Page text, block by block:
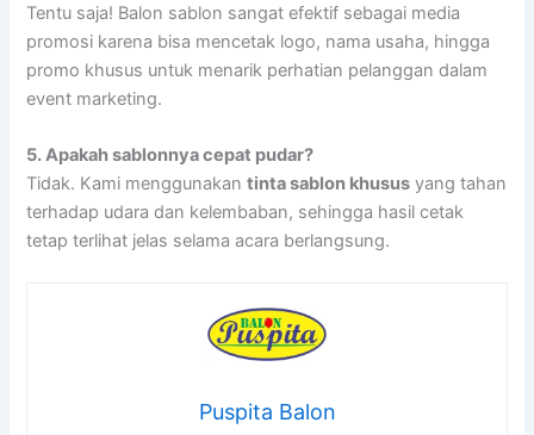
Tentu saja! Balon sablon sangat efektif sebagai media
promosi karena bisa mencetak logo, nama usaha, hingga
promo khusus untuk menarik perhatian pelanggan dalam
event marketing.
5.Apakah sablonnya cepat pudar?
Tidak. Kami menggunakantinta sablon khusus yang tahan
terhadap udara dan kelembaban, sehingga hasil cetak
tetap terlihat jelas selama acara berlangsung.
Puspita Balon